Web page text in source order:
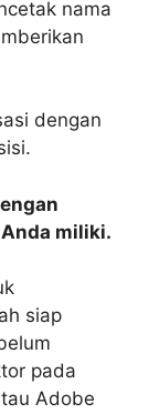
nama
dengan
miliki.
siap
pada
Adobe